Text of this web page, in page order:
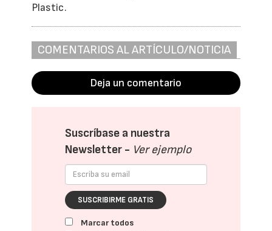
Plastic.
COMENTARIOS AL ARTÍCULO/NOTICIA
Deja un comentario
Suscríbase a nuestra
Newsletter - Ver ejemplo
SUSCRIBIRME GRATIS
Marcar todos